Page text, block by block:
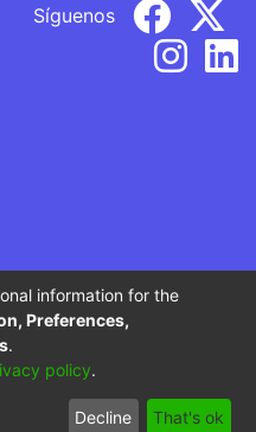
Síguenos
de Educación
a inspección y vigilancia
Educación Nacional.
End User
Send
information for the
Preferences,
.
policy.
Decline That's ok